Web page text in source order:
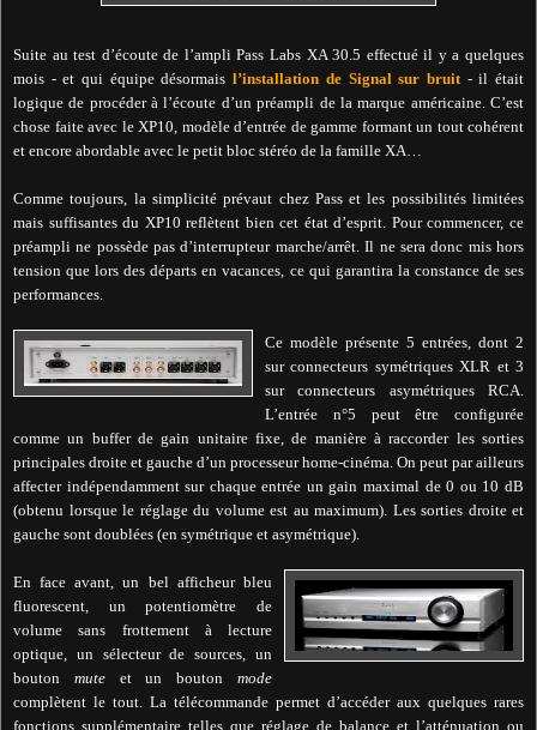
Suite au test d’écoute de l’ampli Pass Labs XA 30.5 effectué il y a quelques
mois - et qui équipe désormaisl’installation de Signal sur bruit- il était
logique de procéder à l’écoute d’un préampli de la marque américaine. C’est
chose faite avec le XP10, modèle d’entrée de gamme formant un tout cohérent
et encore abordable avec le petit bloc stéréo de la famille XA…
Comme toujours, la simplicité prévaut chez Pass et les possibilités limitées
mais suffisantes du XP10 reflètent bien cet état d’esprit. Pour commencer, ce
préampli ne possède pas d’interrupteur marche/arrêt. Il ne sera donc mis hors
tension que lors des départs en vacances, ce qui garantira la constance de ses
performances.
Ce modèle présente 5 entrées, dont 2
sur connecteurs symétriques XLR et 3
sur connecteurs asymétriques RCA.
L’entrée n°5 peut être configurée
comme un buffer de gain unitaire fixe, de manière à raccorder les sorties
principales droite et gauche d’un processeur home-cinéma. On peut par ailleurs
affecter indépendamment sur chaque entrée un gain maximal de 0 ou 10 dB
(obtenu lorsque le réglage du volume est au maximum). Les sorties droite et
gauche sont doublées (en symétrique et asymétrique).
En face avant, un bel afficheur bleu
fluorescent, un potentiomètre de
volume sans frottement à lecture
optique, un sélecteur de sources, un
bouton muteet un boutonmode
complètent le tout. La télécommande permet d’accéder aux quelques rares
fonctions supplémentaire telles que réglage de balance et l’atténuation ou